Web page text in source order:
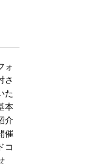
ォ
さ
た
本
介
催
コ